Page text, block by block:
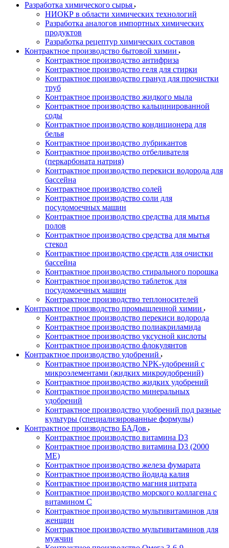
Разработка химического сырья
НИОКР в области химических технологий
Разработка аналогов импортных химических
продуктов
Разработка рецептур химических составов
Контрактное производство бытовой химии
Контрактное производство антифриза
Контрактное производство геля для стирки
Контрактное производство гранул для прочистки
труб
Контрактное производство жидкого мыла
Контрактное производство кальцинированной
соды
Контрактное производство кондиционера для
белья
Контрактное производство лубрикантов
Контрактное производство отбеливателя
(перкарбоната натрия)
Контрактное производство перекиси водорода для
бассейна
Контрактное производство солей
Контрактное производство соли для
посудомоечных машин
Контрактное производство средства для мытья
полов
Контрактное производство средства для мытья
стекол
Контрактное производство средств для очистки
бассейна
Контрактное производство стирального порошка
Контрактное производство таблеток для
посудомоечных машин
Контрактное производство теплоносителей
Контрактное производство промышленной химии
Контрактное производство перекиси водорода
Контрактное производство полиакриламида
Контрактное производство уксусной кислоты
Контрактное производство флокулянтов
Контрактное производство удобрений
Контрактное производство NPK-удобрений с
микроэлементами (жидких микроудобрений)
Контрактное производство жидких удобрений
Контрактное производство минеральных
удобрений
Контрактное производство удобрений под разные
культуры (специализированные формулы)
Контрактное производство БАДов
Контрактное производство витамина D3
Контрактное производство витамина D3 (2000
МЕ)
Контрактное производство железа фумарата
Контрактное производство йодида калия
Контрактное производство магния цитрата
Контрактное производство морского коллагена с
витамином С
Контрактное производство мультивитаминов для
женщин
Контрактное производство мультивитаминов для
мужчин